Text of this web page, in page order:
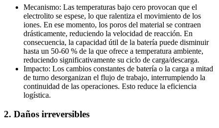
Mecanismo: Las temperaturas bajo cero provocan que el
electrolito se espese, lo que ralentiza el movimiento de los
iones. En ese momento, los poros del material se contraen
drásticamente, reduciendo la velocidad de reacción. En
consecuencia, la capacidad útil de la batería puede disminuir
hasta un 50-60 % de la que ofrece a temperatura ambiente,
reduciendo significativamente su ciclo de carga/descarga.
Impacto: Los cambios constantes de batería o la carga a mitad
de turno desorganizan el flujo de trabajo, interrumpiendo la
continuidad de las operaciones. Esto reduce la eficiencia
logística.
2. Daños irreversibles